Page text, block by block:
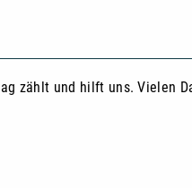
zählt und hilft uns. Vielen